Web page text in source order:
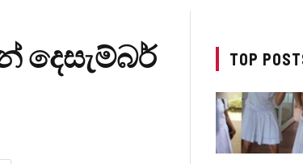
දෙසැම්බර්
TOP